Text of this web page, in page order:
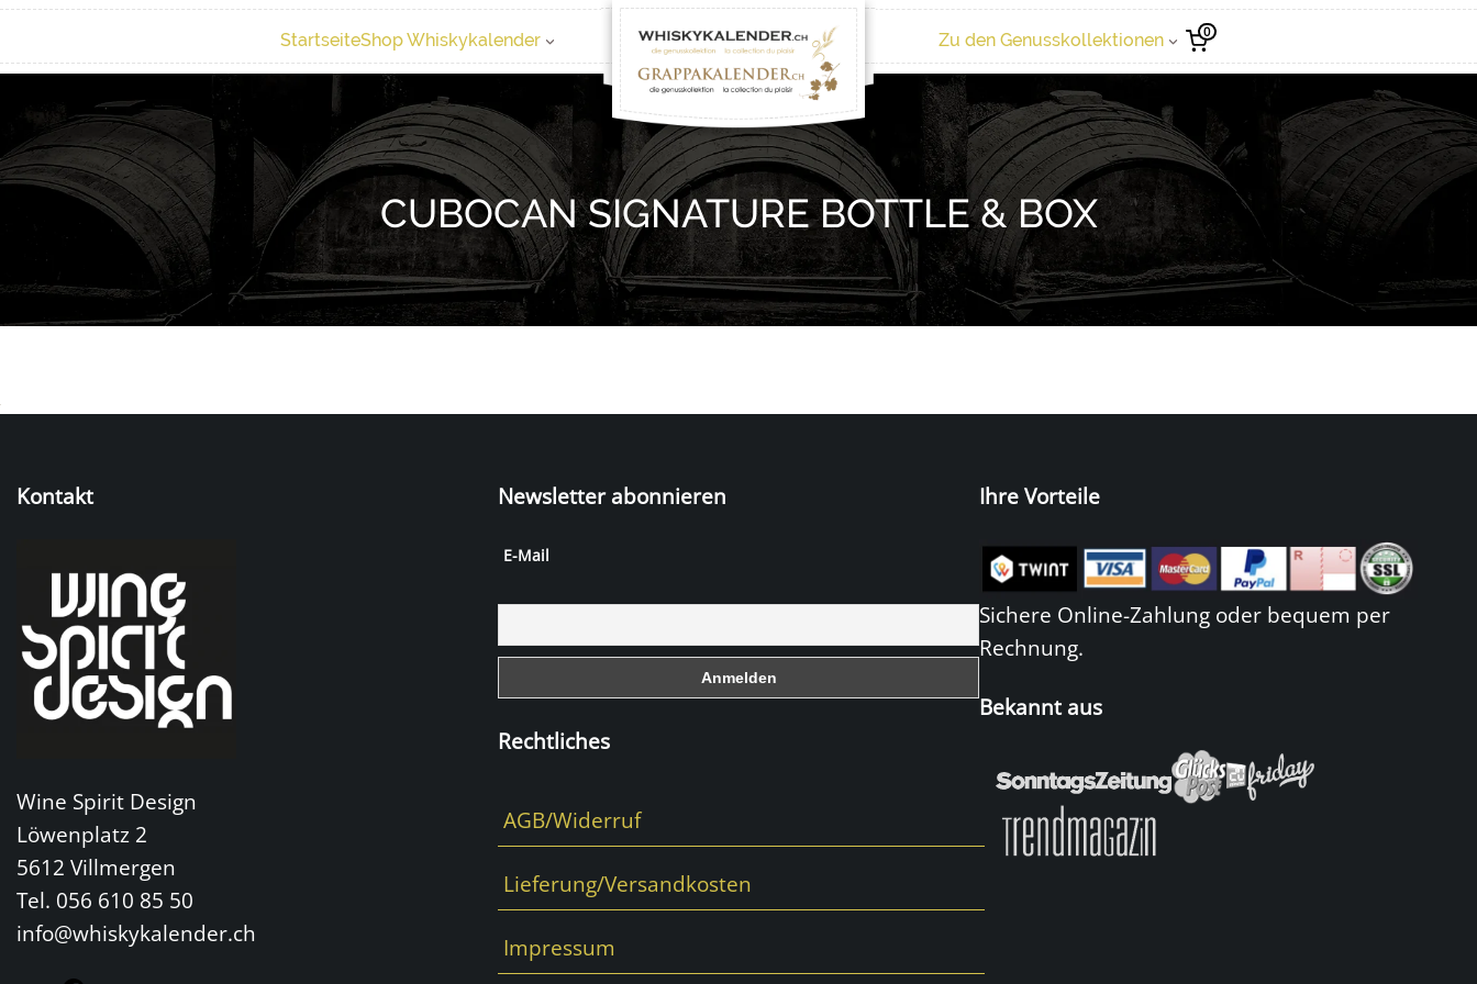
StartseiteShop Whiskykalender Zu den Genusskollektionen 0
CUBOCAN SIGNATURE BOTTLE & BOX
Kontakt
Wine Spirit Design
Löwenplatz 2
5612 Villmergen
Tel. 056 610 85 50
info@whiskykalender.ch
Newsletter abonnieren
E-Mail
Rechtliches
AGB/Widerruf
Lieferung/Versandkosten
Impressum
Ihre Vorteile
Sichere Online-Zahlung oder bequem per
Rechnung.
Bekannt aus